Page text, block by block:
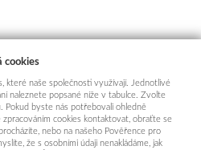
cookies
které naše společnosti využívají. Jednotlivé
naleznete popsané níže v tabulce. Zvolte
Pokud byste nás potřebovali ohledně
cookies kontaktovat, obraťte se
nebo na našeho Pověřence pro
že s osobními údaji nenakládáme, jak